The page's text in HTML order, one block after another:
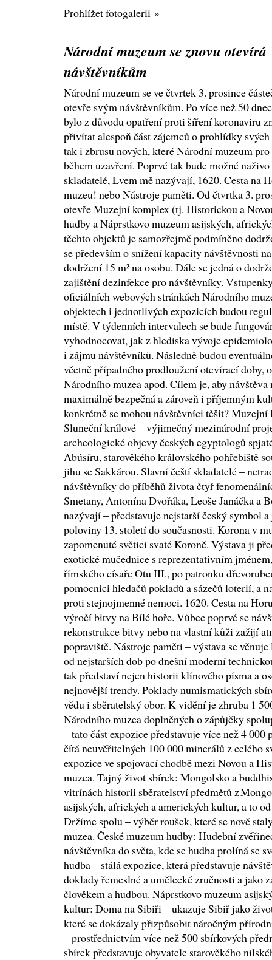
Prohlížet fotogalerii »
Národní muzeum se znovu otevírá
návštěvníkům
Národní muzeum se ve čtvrtek 3. prosince
otevře svým návštěvníkům. Po více než 50
bylo z důvodu opatření proti šíření koronaviru
přivítat alespoň část zájemců o prohlídky
tak i zbrusu nových, které Národní muzeum
během uzavření. Poprvé tak bude možné
skladatelé, Lvem mě nazývají, 1620. Cesta na
muzeu! nebo Nástroje paměti. Od čtvrtka 3.
otevře Muzejní komplex (tj. Historickou a
hudby a Náprstkovo muzeum asijských,
těchto objektů je samozřejmě podmíněno
se především o snížení kapacity návštěvnosti
dodržení 15 m² na osobu. Dále se jedná o
zajištění dezinfekce pro návštěvníky.
oficiálních webových stránkách Národního
objektech i jednotlivých expozicích budou
místě. V týdenních intervalech se bude
vyhodnocovat, jak z hlediska vývoje
i zájmu návštěvníků. Následně budou
včetně případného prodloužení otevírací doby,
Národního muzea apod. Cílem je, aby
maximálně bezpečná a zároveň i příjemným
konkrétně se mohou návštěvníci těšit?
Sluneční králové – výjimečný mezinárodní
archeologické objevy českých egyptologů
Abúsíru, starověkého královského pohřebiště
jihu se Sakkárou. Slavní čeští skladatelé –
návštěvníky do příběhů života čtyř
Smetany, Antonína Dvořáka, Leoše Janáčka a
nazývají – představuje nejstarší český symbol
poloviny 13. století do současnosti. Korona v
zapomenuté světici svaté Koroně. Výstava ji
exotické mučednice s reprezentativním
římského císaře Otu III., po patronku
pomocnici hledačů pokladů a sázečů loterií, a
proti stejnojmenné nemoci. 1620. Cesta na
výročí bitvy na Bílé hoře. Vůbec poprvé se
rekonstrukce bitvy nebo na vlastní kůži zažijí
popraviště. Nástroje paměti – výstava se
od nejstarších dob po dnešní moderní
tak představí nejen historii klínového písma a
nejnovější trendy. Poklady numismatických
vědu i sběratelský obor. K vidění je zhruba 1
Národního muzea doplněných o zápůjčky
– tato část expozice představuje více než 4 000
čítá neuvěřitelných 100 000 minerálů z celého
expozice ve spojovací chodbě mezi Novou a
muzea. Tajný život sbírek: Mongolsko a
vitrínách historii sběratelství předmětů z
asijských, afrických a amerických kultur, a to
Držíme spolu – výběr roušek, které se nově
muzea. České muzeum hudby: Hudební
návštěvníka do světa, kde se hudba prolíná se
hudba – stálá expozice, která představuje
doklady řemeslné a umělecké zručnosti a jako
člověkem a hudbou. Náprstkovo muzeum
kultur: Doma na Sibiři – ukazuje Sibiř jako
které se dokázaly přizpůsobit náročným
– prostřednictvím více než 500 sbírkových
sbírek představuje obyvatele starověkého